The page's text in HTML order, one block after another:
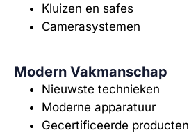
Kluizen en safes
Camerasystemen
Modern Vakmanschap
Nieuwste technieken
Moderne apparatuur
Gecertificeerde producten